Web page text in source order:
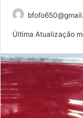
Última Atualização